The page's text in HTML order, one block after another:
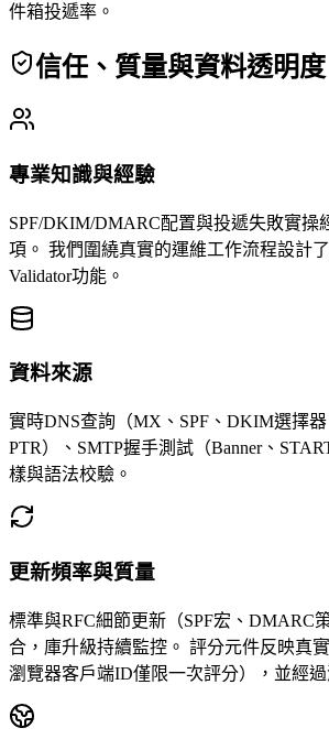
件箱投遞率。
信任、質量與資料透明度
專業知識與經驗
SPF/DKIM/DMARC配置與投遞失敗實操
項。 我們圍繞真實的運維工作流程設計了
Validator功能。
資料來源
實時DNS查詢（MX、SPF、DKIM選擇器
PTR）、SMTP握手測試（Banner、
樣與語法校驗。
更新頻率與質量
標準與RFC細節更新（SPF宏、DMARC
合，庫升級持續監控。 評分元件反映真
瀏覽器客戶端ID僅限一次評分），並經過